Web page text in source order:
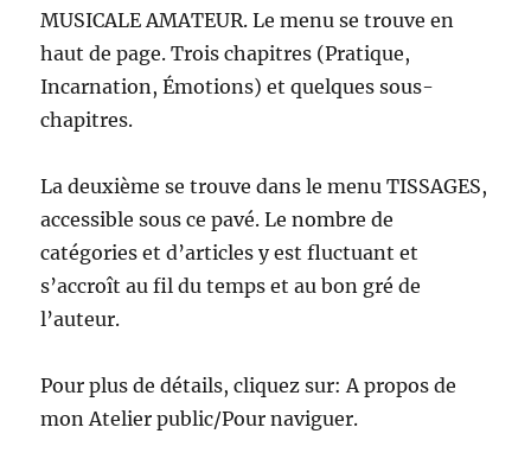
MUSICALE AMATEUR. Le menu se trouve en
haut de page. Trois chapitres (Pratique,
Incarnation, Émotions) et quelques sous-
chapitres.
La deuxième se trouve dans le menu TISSAGES,
accessible sous ce pavé. Le nombre de
catégories et d’articles y est fluctuant et
s’accroît au fil du temps et au bon gré de
l’auteur.
Pour plus de détails, cliquez sur: A propos de
mon Atelier public/Pour naviguer.